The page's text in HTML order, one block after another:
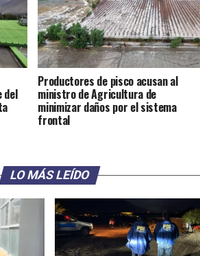
del
Productores de pisco acusan al
ministro de Agricultura de
minimizar daños por el sistema
frontal
LO MÁS LEÍDO